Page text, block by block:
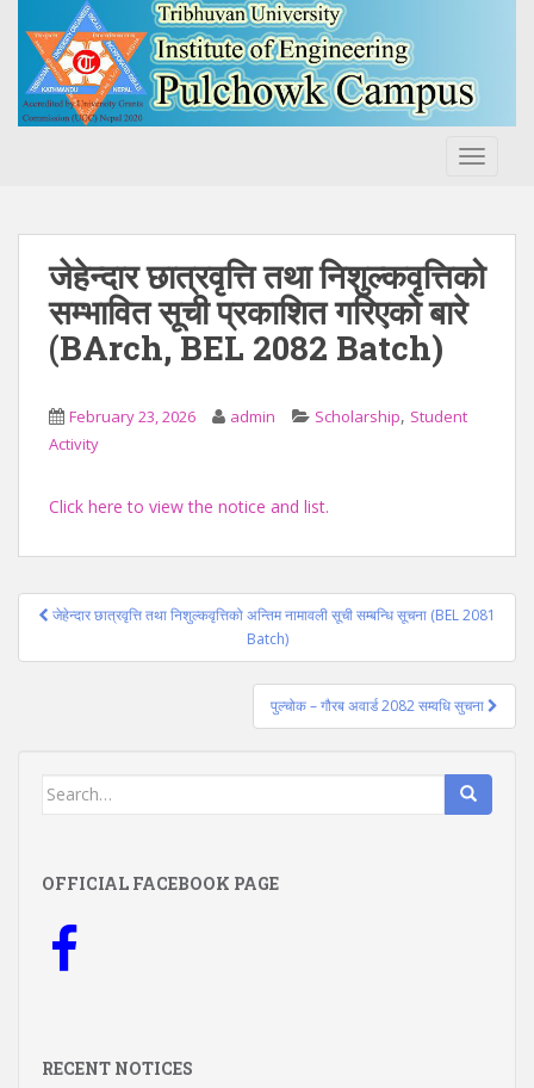
जेहेन्दार छात्रवृत्ति तथा निशुल्कवृत्तिको
सम्भावित सूची प्रकाशित गरिएको बारे
(BArch, BEL 2082 Batch)
February 23, 2026 admin Scholarship, Student
Activity
Click here to view the notice and list.
Postजेहेन्दार छात्रवृत्ति तथा निशुल्कवृत्तिको अन्तिम नामावली सूची सम्बन्धि सूचना (BEL 2081
Batch)
पुल्चोक – गौरब अवार्ड 2082 सम्वधि सुचना
Search
OFFICIAL FACEBOOK PAGE
RECENT NOTICES